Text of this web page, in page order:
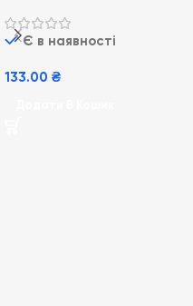
Є в наявності
133.00 ₴